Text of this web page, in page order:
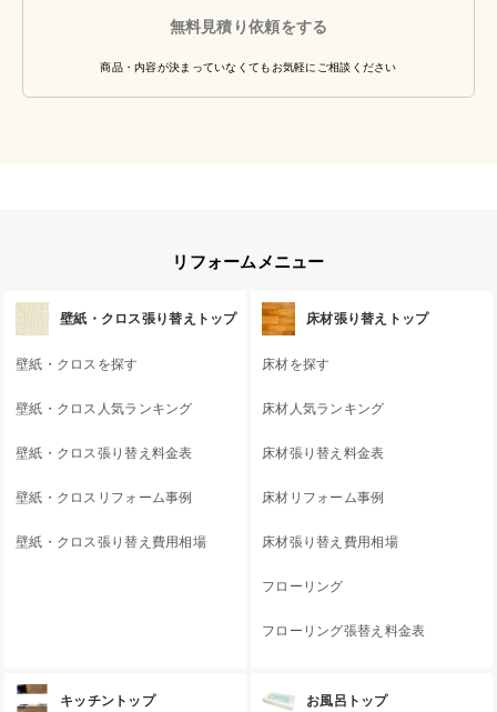
無料見積り依頼をする
商品・内容が決まっていなくてもお気軽にご相談ください
リフォームメニュー
壁紙・クロス張り替えトップ
壁紙・クロスを探す
壁紙・クロス人気ランキング
壁紙・クロス張り替え料金表
壁紙・クロスリフォーム事例
壁紙・クロス張り替え費用相場
床材張り替えトップ
床材を探す
床材人気ランキング
床材張り替え料金表
床材リフォーム事例
床材張り替え費用相場
フローリング
フローリング張替え料金表
キッチントップ お風呂トップ